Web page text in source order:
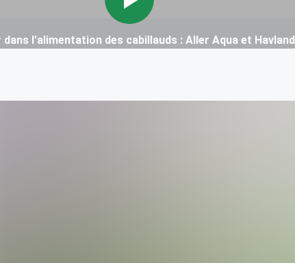
dans l'alimentation des cabillauds : Aller Aqua et Havland